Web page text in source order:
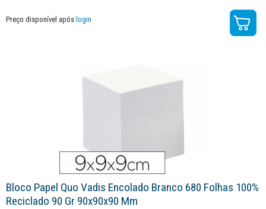
Preço disponível após login
Bloco Papel Quo Vadis Encolado Branco 680 Folhas 100%
Reciclado 90 Gr 90x90x90 Mm